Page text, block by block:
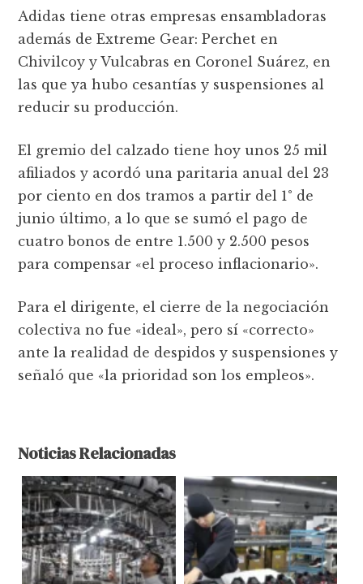
Adidas tiene otras empresas ensambladoras
además de Extreme Gear: Perchet en
Chivilcoy y Vulcabras en Coronel Suárez, en
las que ya hubo cesantí­as y suspensiones al
reducir su producción.
El gremio del calzado tiene hoy unos 25 mil
afiliados y acordó una paritaria anual del 23
por ciento en dos tramos a partir del 1° de
junio último, a lo que se sumó el pago de
cuatro bonos de entre 1.500 y 2.500 pesos
para compensar «el proceso inflacionario».
Para el dirigente, el cierre de la negociación
colectiva no fue «ideal», pero sí «correcto»
ante la realidad de despidos y suspensiones y
señaló que «la prioridad son los empleos».
Noticias Relacionadas